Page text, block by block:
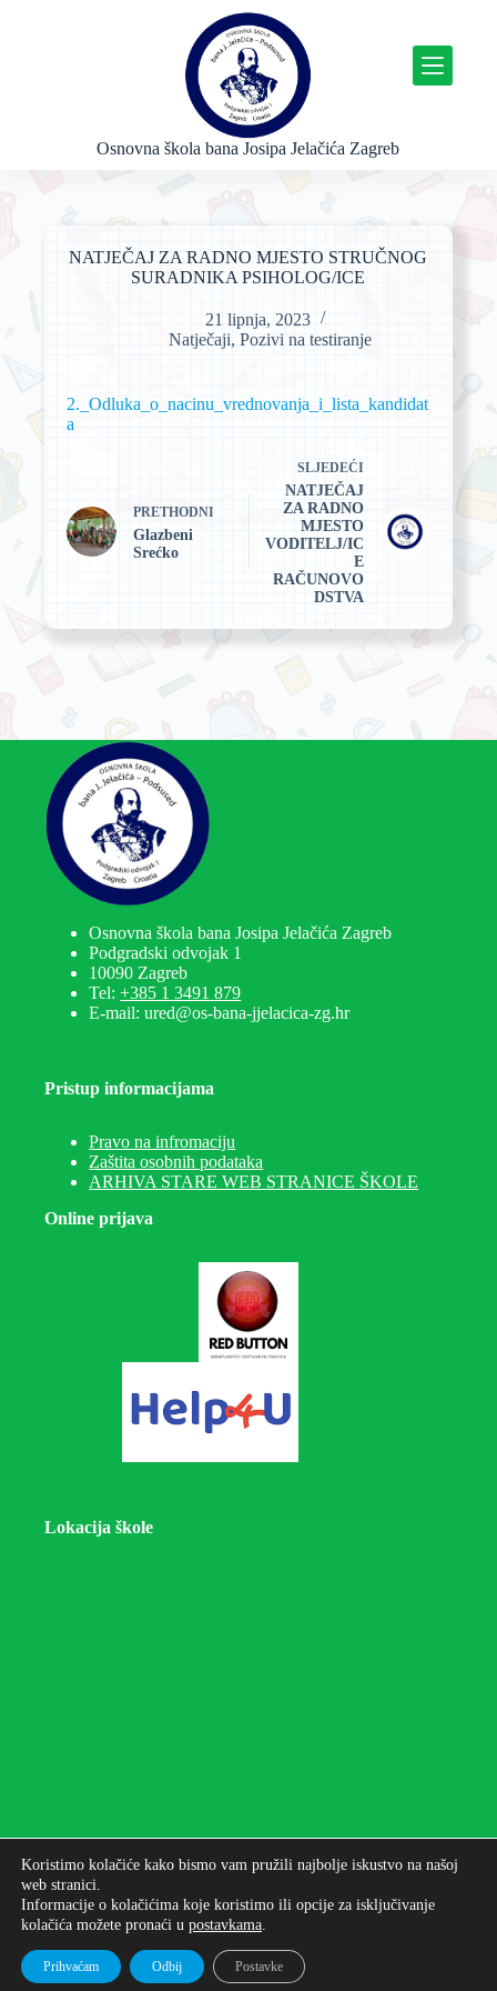
Osnovna škola bana Josipa Jelačića Zagreb
NATJEČAJ ZA RADNO MJESTO STRUČNOG
SURADNIKA PSIHOLOG/ICE
21 lipnja, 2023
Natječaji,Pozivi na testiranje
2._Odluka_o_nacinu_vrednovanja_i_lista_kandidat
a
PRETHODNI
Glazbeni
Srećko
SLJEDEĆI
NATJEČAJ
ZA RADNO
MJESTO
VODITELJ/IC
E
RAČUNOVO
DSTVA
Osnovna škola bana Josipa Jelačića Zagreb
Podgradski odvojak 1
10090 Zagreb
Tel:+385 1 3491 879
E-mail: ured@os-bana-jjelacica-zg.hr
Pristup informacijama
Pravo na infromaciju
Zaštita osobnih podataka
ARHIVA STARE WEB STRANICE ŠKOLE
Online prijava
Lokacija škole
Autorska prava © 2026 - Osnovna škola bana Josipa
Jelačića Zagreb
Koristimo kolačiće kako bismo vam pružili najbolje iskustvo na našoj
web stranici.
Informacije o kolačićima koje koristimo ili opcije za isključivanje
kolačića možete pronaći u postavkama.
Prihvaćam Odbij Postavke